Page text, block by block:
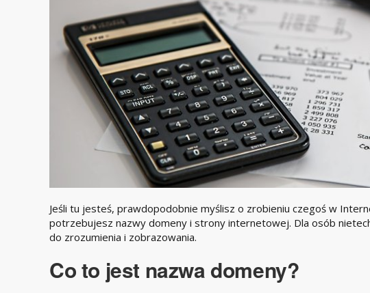
Jeśli tu jesteś, prawdopodobnie myślisz o zrobieniu czegoś w
potrzebujesz nazwy domeny i strony internetowej. Dla osób
do zrozumienia i zobrazowania.
Co to jest nazwa domeny?